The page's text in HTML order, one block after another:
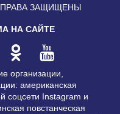
ЗАЩИЩЕНЫ
НА САЙТЕ
организации,
американская
соцсети Instagram и
повстанческая